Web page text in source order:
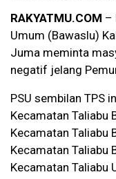
RAKYATMU.COM –
Umum (Bawaslu)
Juma meminta
negatif jelang
PSU sembilan TPS
Kecamatan Taliabu
Kecamatan Taliabu
Kecamatan Taliabu
Kecamatan Taliabu